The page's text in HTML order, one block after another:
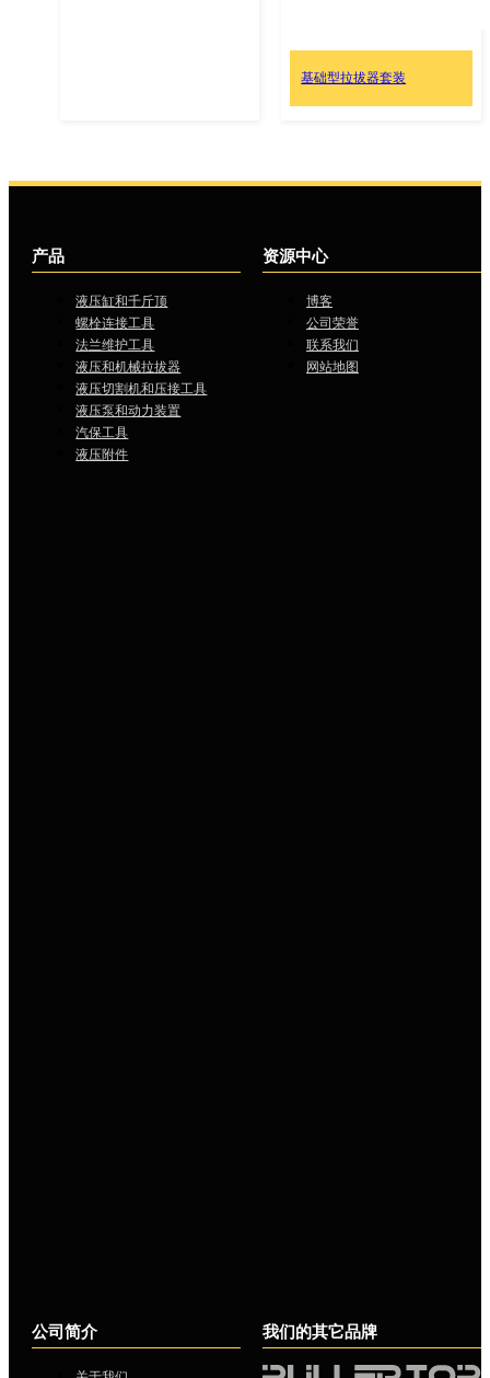
基础型拉拔器套装
产品
液压缸和千斤顶
螺栓连接工具
法兰维护工具
液压和机械拉拔器
液压切割机和压接工具
液压泵和动力装置
汽保工具
液压附件
公司简介 我们的其它品牌
资源中心
博客
公司荣誉
联系我们
网站地图